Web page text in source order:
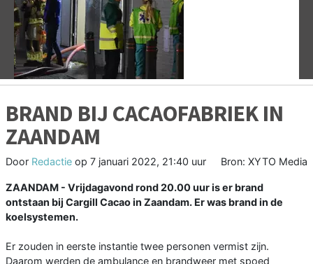
Vorige
BRAND BIJ CACAOFABRIEK IN
ZAANDAM
Door Redactie op 7 januari 2022, 21:40 uur Bron: XYTO Media
ZAANDAM - Vrijdagavond rond 20.00 uur is er brand
ontstaan bij Cargill Cacao in Zaandam. Er was brand in de
koelsystemen.
Er zouden in eerste instantie twee personen vermist zijn.
Daarom werden de ambulance en brandweer met spoed